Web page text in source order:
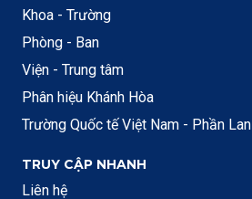
Khoa - Trường
Phòng - Ban
Viện - Trung tâm
Phân hiệu Khánh Hòa
Trường Quốc tế Việt Nam - Phần Lan
TRUY CẬP NHANH
Liên hệ